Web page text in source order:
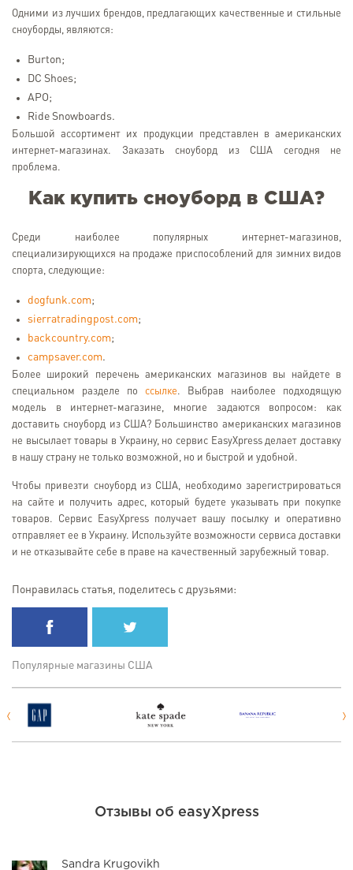
Одними из лучших брендов, предлагающих качественные и стильные
сноуборды, являются:
Burton;
DC Shoes;
APO;
Ride Snowboards.
Большой ассортимент их продукции представлен в американских
интернет-магазинах. Заказать сноуборд из США сегодня не
проблема.
Как купить сноуборд в США?
Среди наиболее популярных интернет-магазинов,
специализирующихся на продаже приспособлений для зимних видов
спорта, следующие:
dogfunk.com;
sierratradingpost.com;
backcountry.com;
campsaver.com.
Более широкий перечень американских магазинов вы найдете в
специальном разделе по ссылке. Выбрав наиболее подходящую
модель в интернет-магазине, многие задаются вопросом: как
доставить сноуборд из США? Большинство американских магазинов
не высылает товары в Украину, но сервис EasyXpress делает доставку
в нашу страну не только возможной, но и быстрой и удобной.
Чтобы привезти сноуборд из США, необходимо зарегистрироваться
на сайте и получить адрес, который будете указывать при покупке
товаров. Сервис EasyXpress получает вашу посылку и оперативно
отправляет ее в Украину. Используйте возможности сервиса доставки
и не отказывайте себе в праве на качественный зарубежный товар.
Понравилась статья, поделитесь с друзьями:
Популярные магазины США
Отзывы об easyXpress
Sandra Krugovikh